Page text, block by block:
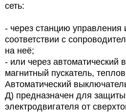
сеть:
- через станцию управления
соответствии с
на неё;
- или через автоматический
магнитный пускатель,
Автоматический
Д) предназначен для защиты
электродвигателя от